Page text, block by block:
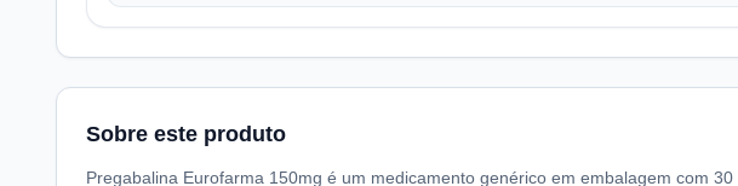
Sobre este produto
Pregabalina Eurofarma 150mg é um medicamento genérico em embalagem com